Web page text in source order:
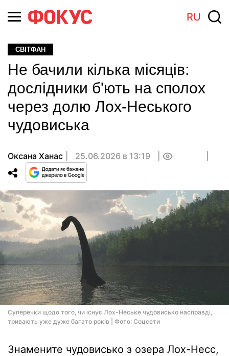
RU
СВІТФАН
Не бачили кілька місяців:
дослідники б'ють на сполох
через долю Лох-Неського
чудовиська
Оксана Ханас 25.06.2026 в 13:19
Суперечки щодо того, чи існує Лох-Неське чудовисько насправді,
тривають уже дуже багато років | Фото: Соцсети
Знамените чудовисько з озера Лох-Несс,